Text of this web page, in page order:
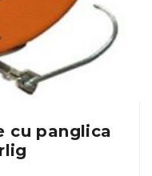
cu panglica